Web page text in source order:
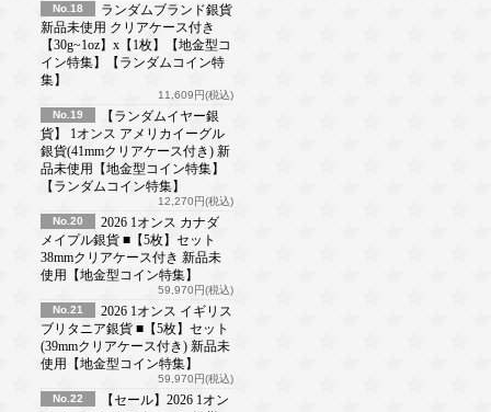
No.18
ランダムブランド銀貨
新品未使用 クリアケース付き
【30g~1oz】x【1枚】【地金型コ
イン特集】【ランダムコイン特
集】
11,609円(税込)
No.19
【ランダムイヤー銀
貨】 1オンス アメリカイーグル
銀貨(41mmクリアケース付き) 新
品未使用【地金型コイン特集】
【ランダムコイン特集】
12,270円(税込)
No.20
2026 1オンス カナダ
メイプル銀貨 ■【5枚】セット
38mmクリアケース付き 新品未
使用【地金型コイン特集】
59,970円(税込)
No.21
2026 1オンス イギリス
ブリタニア銀貨 ■【5枚】セット
(39mmクリアケース付き) 新品未
使用【地金型コイン特集】
59,970円(税込)
No.22
【セール】2026 1オン